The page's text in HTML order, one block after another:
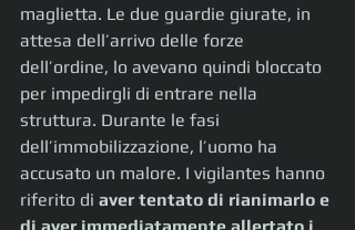
maglietta. Le due guardie giurate, in
attesa dell’arrivo delle forze
dell’ordine, lo avevano quindi bloccato
per impedirgli di entrare nella
struttura. Durante le fasi
dell’immobilizzazione, l’uomo ha
accusato un malore. I vigilantes hanno
riferito di aver tentato di rianimarlo e